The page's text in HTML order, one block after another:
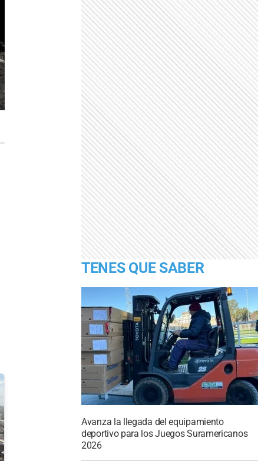
TENES QUE SABER
Avanza la llegada del equipamiento
deportivo para los Juegos Suramericanos
2026